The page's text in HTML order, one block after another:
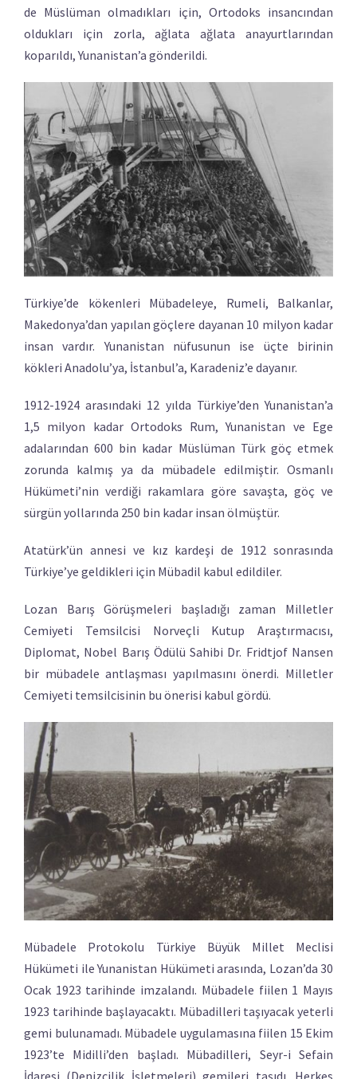
de Müslüman olmadıkları için, Ortodoks insancından
oldukları için zorla, ağlata ağlata anayurtlarından
koparıldı, Yunanistan’a gönderildi.
Türkiye’de kökenleri Mübadeleye, Rumeli, Balkanlar,
Makedonya’dan yapılan göçlere dayanan 10 milyon kadar
insan vardır. Yunanistan nüfusunun ise üçte birinin
kökleri Anadolu’ya, İstanbul’a, Karadeniz’e dayanır.
1912-1924 arasındaki 12 yılda Türkiye’den Yunanistan’a
1,5 milyon kadar Ortodoks Rum, Yunanistan ve Ege
adalarından 600 bin kadar Müslüman Türk göç etmek
zorunda kalmış ya da mübadele edilmiştir. Osmanlı
Hükümeti’nin verdiği rakamlara göre savaşta, göç ve
sürgün yollarında 250 bin kadar insan ölmüştür.
Atatürk’ün annesi ve kız kardeşi de 1912 sonrasında
Türkiye’ye geldikleri için Mübadil kabul edildiler.
Lozan Barış Görüşmeleri başladığı zaman Milletler
Cemiyeti Temsilcisi Norveçli Kutup Araştırmacısı,
Diplomat, Nobel Barış Ödülü Sahibi Dr. Fridtjof Nansen
bir mübadele antlaşması yapılmasını önerdi. Milletler
Cemiyeti temsilcisinin bu önerisi kabul gördü.
Mübadele Protokolu Türkiye Büyük Millet Meclisi
Hükümeti ile Yunanistan Hükümeti arasında, Lozan’da 30
Ocak 1923 tarihinde imzalandı. Mübadele fiilen 1 Mayıs
1923 tarihinde başlayacaktı. Mübadilleri taşıyacak yeterli
gemi bulunamadı. Mübadele uygulamasına fiilen 15 Ekim
1923’te Midilli’den başladı. Mübadilleri, Seyr-i Sefain